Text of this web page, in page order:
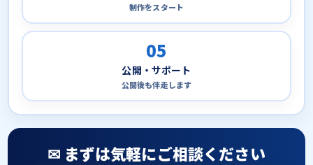
制作をスタート
05
公開・サポート
公開後も伴走します
✉ まずは気軽にご相談ください